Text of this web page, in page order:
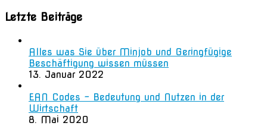
Letzte Beiträge
Alles was Sie über Minjob und Geringfügige
Beschäftigung wissen müssen
13. Januar 2022
EAN Codes – Bedeutung und Nutzen in der
Wirtschaft
8. Mai 2020